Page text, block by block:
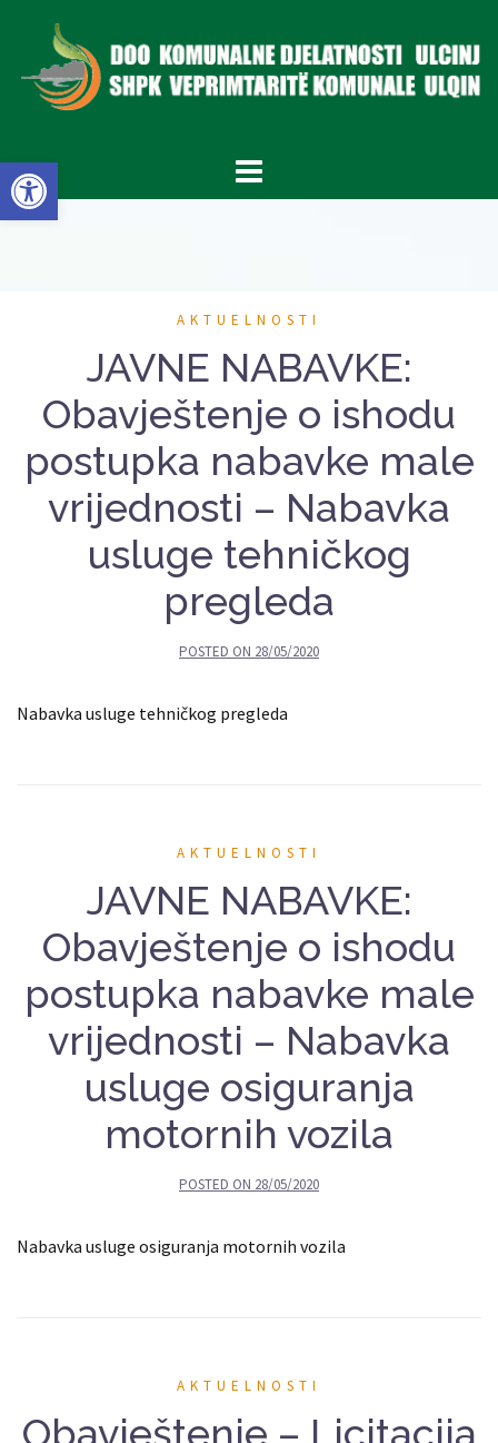
Open toolbar
content
AKTUELNOSTI
JAVNE NABAVKE:
Obavještenje o ishodu
postupka nabavke male
vrijednosti – Nabavka
usluge tehničkog
pregleda
POSTED ON 28/05/2020
Nabavka usluge tehničkog pregleda
AKTUELNOSTI
JAVNE NABAVKE:
Obavještenje o ishodu
postupka nabavke male
vrijednosti – Nabavka
usluge osiguranja
motornih vozila
POSTED ON 28/05/2020
Nabavka usluge osiguranja motornih vozila
AKTUELNOSTI
Obavještenje – Licitacija